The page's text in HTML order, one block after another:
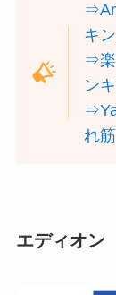
キ
⇒楽
ン
れ
エディオン